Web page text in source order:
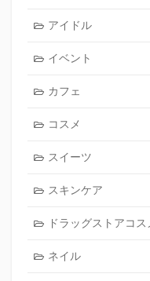
アイドル
イベント
カフェ
コスメ
スイーツ
スキンケア
ドラッグストアコス
ネイル